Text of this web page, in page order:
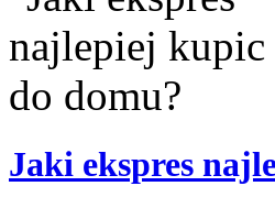
Jaki ekspres